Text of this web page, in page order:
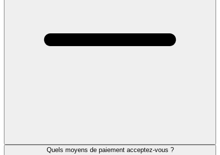
Quels moyens de paiement acceptez-vous ?